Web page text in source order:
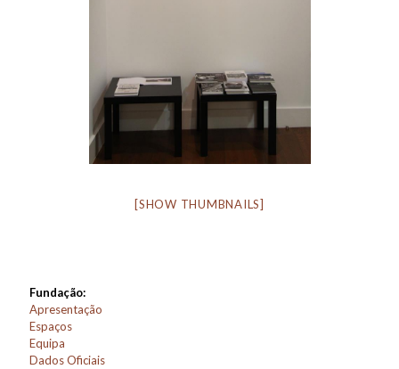
[SHOW THUMBNAILS]
Fundação:
Apresentação
Espaços
Equipa
Dados Oficiais